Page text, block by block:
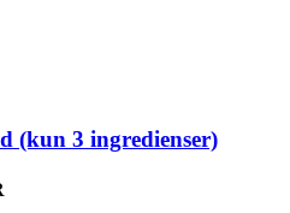
(kun 3 ingredienser)